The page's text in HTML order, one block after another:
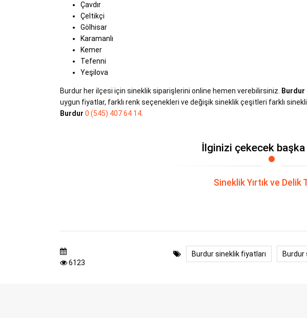
Çavdır
Çeltikçi
Gölhisar
Karamanlı
Kemer
Tefenni
Yeşilova
Burdur her ilçesi için sineklik siparişlerini online hemen verebilirsiniz.
uygun fiyatlar, farklı renk seçenekleri ve değişik sineklik çeşitleri farklı
Burdur 0 (545) 407 64 14
İlginizi çekecek başka
Sineklik Yırtık ve Delik
6123
Burdur sineklik fiyatları Burdur